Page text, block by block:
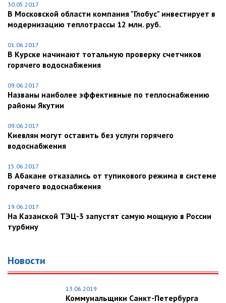
30.05.2017
В Московской области компания "Глобус" инвестирует в
модернизацию теплотрассы 12 млн. руб.
01.06.2017
В Курске начинают тотальную проверку счетчиков
горячего водоснабжения
09.06.2017
Названы наиболее эффективные по теплоснабжению
районы Якутии
09.06.2017
Киевлян могут оставить без услуги горячего
водоснабжения
15.06.2017
В Абакане отказались от тупикового режима в системе
горячего водоснабжения
19.06.2017
На Казанской ТЭЦ-3 запустят самую мощную в России
турбину
Новости
13.06.2019
Коммунальщики Санкт-Петербурга